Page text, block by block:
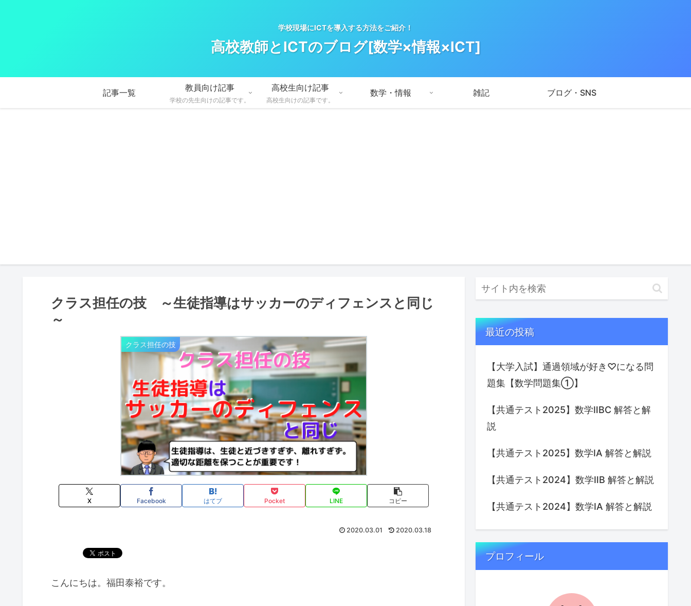
学校現場にICTを導入する方法をご紹介！
高校教師とICTのブログ[数学×情報×ICT]
記事一覧
教員向け記事
学校の先生向けの記事です。
高校生向け記事
高校生向けの記事です。
数学・情報 雑記 ブログ・SNS
クラス担任の技 ～生徒指導はサッカーのディフェンスと同じ
～
クラス担任の技
X Facebook はてブ Pocket LINE コピー
2020.03.01 2020.03.18
こんにちは。福田泰裕です。
最近の投稿
【大学入試】通過領域が好き♡になる問
題集【数学問題集①】
【共通テスト2025】数学ⅡBC 解答と解
説
【共通テスト2025】数学IA 解答と解説
【共通テスト2024】数学ⅡB 解答と解説
【共通テスト2024】数学IA 解答と解説
プロフィール